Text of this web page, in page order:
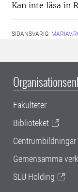
Kan inte läsa in
SIDANSVARIG:
Fakulteter
Biblioteket
Gemensamma
SLU Holding